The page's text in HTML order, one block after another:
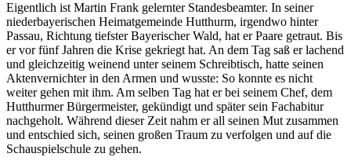
Eigentlich ist Martin Frank gelernter Standesbeamter. In seiner
niederbayerischen Heimatgemeinde Hutthurm, irgendwo hinter
Passau, Richtung tiefster Bayerischer Wald, hat er Paare getraut. Bis
er vor fünf Jahren die Krise gekriegt hat. An dem Tag saß er lachend
und gleichzeitig weinend unter seinem Schreibtisch, hatte seinen
Aktenvernichter in den Armen und wusste: So konnte es nicht
weiter gehen mit ihm. Am selben Tag hat er bei seinem Chef, dem
Hutthurmer Bürgermeister, gekündigt und später sein Fachabitur
nachgeholt. Während dieser Zeit nahm er all seinen Mut zusammen
und entschied sich, seinen großen Traum zu verfolgen und auf die
Schauspielschule zu gehen.